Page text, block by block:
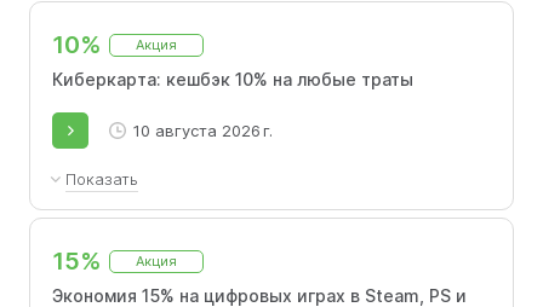
10% Акция
Киберкарта: кешбэк 10% на любые траты
10 августа 2026 г.
Показать
Ставка кешбэка 10% доступна новым клиентам при
максимальным лимитом 1 000 ₽ в месяц
15% Акция
Экономия 15% на цифровых играх в Steam, PS и